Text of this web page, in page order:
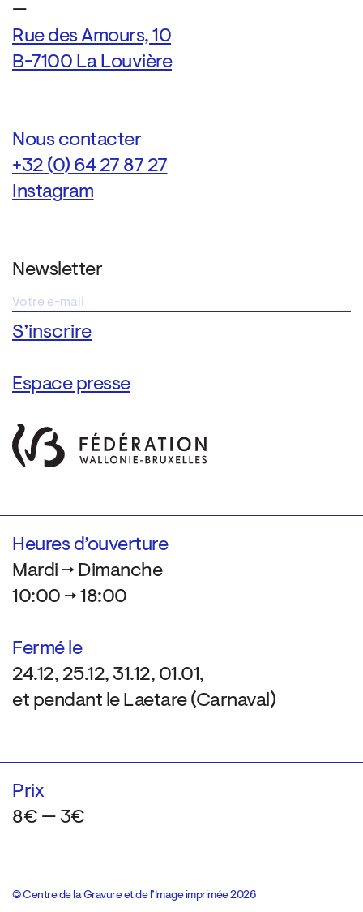
—
Rue des Amours, 10
B-7100 La Louvière
Nous contacter
+32 (0) 64 27 87 27
Instagram
Newsletter
Espace presse
Heures d’ouverture
Mardi → Dimanche
10:00 → 18:00
Fermé le
24.12, 25.12, 31.12, 01.01,
et pendant le Laetare (Carnaval)
Prix
8€ — 3€
© Centre de la Gravure et de l’Image imprimée 2026